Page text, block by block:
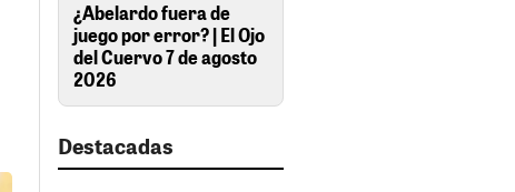
¿Abelardo fuera de
juego por error? | El Ojo
del Cuervo 7 de agosto
2026
Destacadas